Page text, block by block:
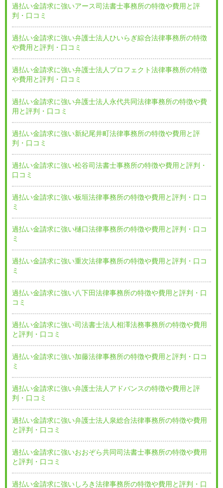
過払い金請求に強いアース司法書士事務所の特徴や費用と評
判・口コミ
過払い金請求に強い弁護士法人ひいらぎ綜合法律事務所の特徴
や費用と評判・口コミ
過払い金請求に強い弁護士法人プロフェクト法律事務所の特徴
や費用と評判・口コミ
過払い金請求に強い弁護士法人永代共同法律事務所の特徴や費
用と評判・口コミ
過払い金請求に強い新紀尾井町法律事務所の特徴や費用と評
判・口コミ
過払い金請求に強い松谷司法書士事務所の特徴や費用と評判・
口コミ
過払い金請求に強い板垣法律事務所の特徴や費用と評判・口コ
ミ
過払い金請求に強い樋口法律事務所の特徴や費用と評判・口コ
ミ
過払い金請求に強い重次法律事務所の特徴や費用と評判・口コ
ミ
過払い金請求に強い八下田法律事務所の特徴や費用と評判・口
コミ
過払い金請求に強い司法書士法人相澤法務事務所の特徴や費用
と評判・口コミ
過払い金請求に強い加藤法律事務所の特徴や費用と評判・口コ
ミ
過払い金請求に強い弁護士法人アドバンスの特徴や費用と評
判・口コミ
過払い金請求に強い弁護士法人泉総合法律事務所の特徴や費用
と評判・口コミ
過払い金請求に強いおおぞら共同司法書士事務所の特徴や費用
と評判・口コミ
過払い金請求に強いしろき法律事務所の特徴や費用と評判・口